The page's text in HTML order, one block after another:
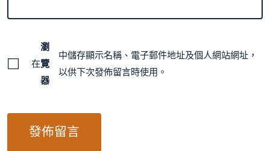
在
瀏
覽
器
中儲存顯示名稱、電子郵件地址及個人網站網址，
以供下次發佈留言時使用。